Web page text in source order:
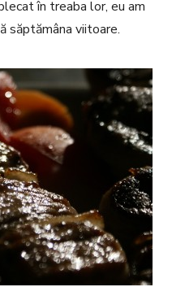
în treaba lor, eu am
săptămâna viitoare.